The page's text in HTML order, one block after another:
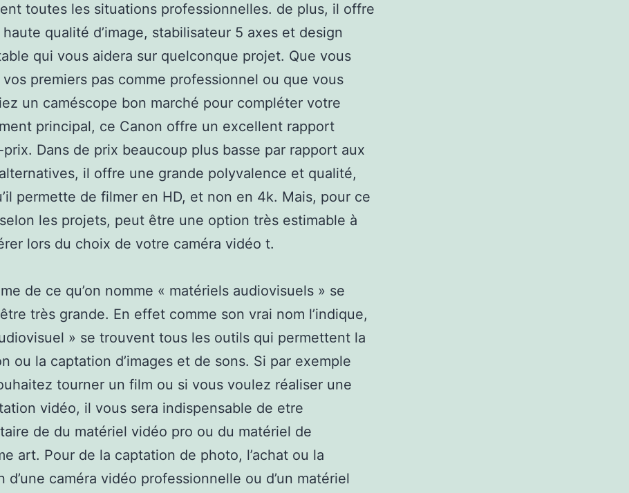
toutes les situations professionnelles. de plus, il offre
qualité d’image, stabilisateur 5 axes et design
qui vous aidera sur quelconque projet. Que vous
premiers pas comme professionnel ou que vous
un caméscope bon marché pour compléter votre
principal, ce Canon offre un excellent rapport
Dans de prix beaucoup plus basse par rapport aux
il offre une grande polyvalence et qualité,
permette de filmer en HD, et non en 4k. Mais, pour ce
les projets, peut être une option très estimable à
lors du choix de votre caméra vidéo t.
de ce qu’on nomme « matériels audiovisuels » se
très grande. En effet comme son vrai nom l’indique,
» se trouvent tous les outils qui permettent la
ou la captation d’images et de sons. Si par exemple
tourner un film ou si vous voulez réaliser une
vidéo, il vous sera indispensable de etre
de du matériel vidéo pro ou du matériel de
art. Pour de la captation de photo, l’achat ou la
d’une caméra vidéo professionnelle ou d’un matériel